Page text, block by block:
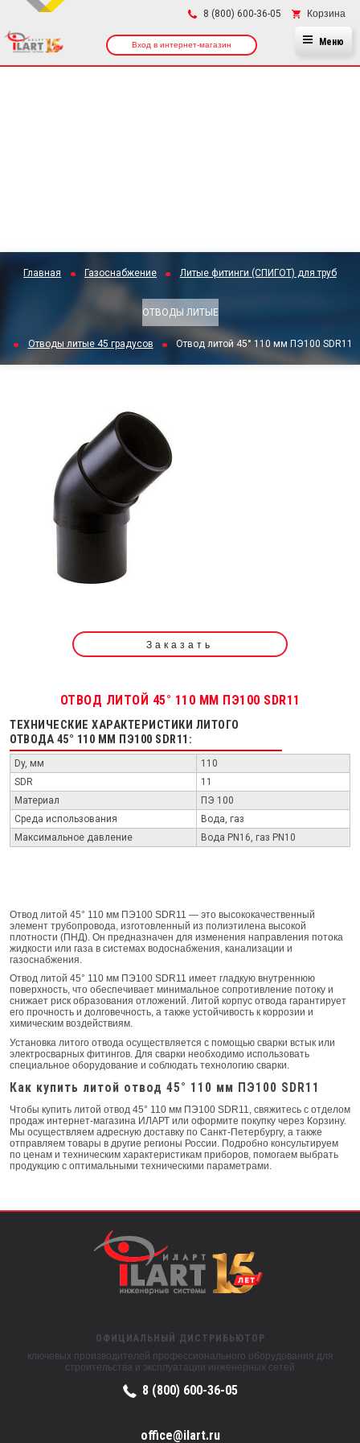
8 (800) 600-36-05 Корзина
Вход в интернет-магазин Меню
Главная Газоснабжение Литые фитинги (СПИГОТ) для труб
ОТВОДЫ ЛИТЫЕ
Отводы литые 45 градусов Отвод литой 45° 110 мм ПЭ100 SDR11
Заказать
ОТВОД ЛИТОЙ 45° 110 ММ ПЭ100 SDR11
ТЕХНИЧЕСКИЕ ХАРАКТЕРИСТИКИ ЛИТОГО
ОТВОДА 45° 110 ММ ПЭ100 SDR11:
Dy, мм
110
SDR
11
Материал
ПЭ 100
Среда использования
Вода, газ
Максимальное давление
Вода PN16, газ PN10
Отвод литой 45° 110 мм ПЭ100 SDR11 — это высококачественный
элемент трубопровода, изготовленный из полиэтилена высокой
плотности (ПНД). Он предназначен для изменения направления потока
жидкости или газа в системах водоснабжения, канализации и
газоснабжения.
Отвод литой 45° 110 мм ПЭ100 SDR11 имеет гладкую внутреннюю
поверхность, что обеспечивает минимальное сопротивление потоку и
снижает риск образования отложений. Литой корпус отвода гарантирует
его прочность и долговечность, а также устойчивость к коррозии и
химическим воздействиям.
Установка литого отвода осуществляется с помощью сварки встык или
электросварных фитингов. Для сварки необходимо использовать
специальное оборудование и соблюдать технологию сварки.
Как купить литой отвод 45° 110 мм ПЭ100 SDR11
Чтобы купить литой отвод 45° 110 мм ПЭ100 SDR11, свяжитесь с отделом
продаж интернет-магазина ИЛАРТ или оформите покупку через Корзину.
Мы осуществляем адресную доставку по Санкт-Петербургу, а также
отправляем товары в другие регионы России. Подробно консультируем
по ценам и техническим характеристикам приборов, помогаем выбрать
продукцию с оптимальными техническими параметрами.
ОФИЦИАЛЬНЫЙ ДИСТРИБЬЮТОР
ключевых производителей профессионального оборудования для
строительства и эксплуатации инженерных сетей
8 (800) 600-36-05
office@ilart.ru
×